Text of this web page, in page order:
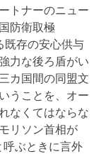
トナーのニュー
防衛取極
既存の安心供与
力な後ろ盾がい
カ国間の同盟文
うことを、オー
なくてはならな
リソン首相が
ぶときに言外